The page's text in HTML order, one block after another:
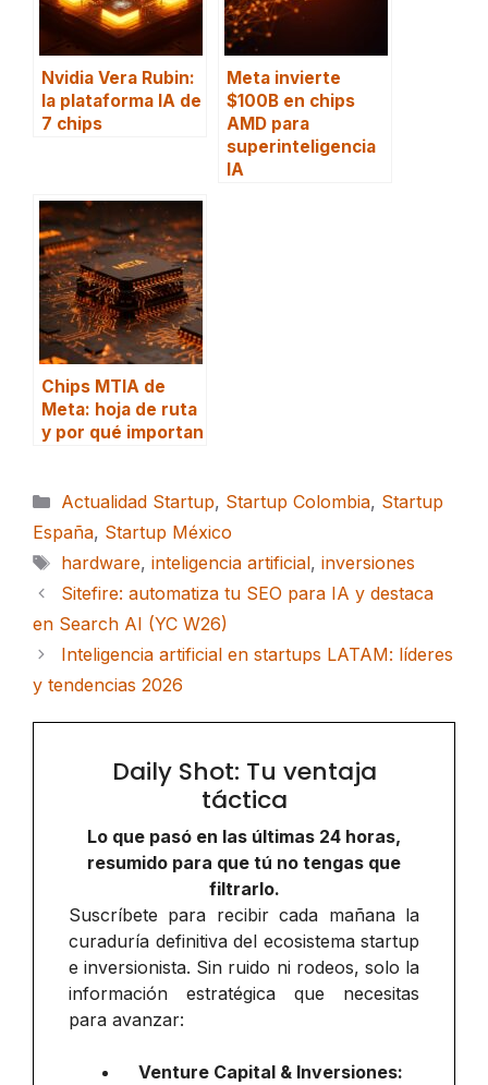
Nvidia Vera Rubin:
la plataforma IA de
7 chips
Meta invierte
$100B en chips
AMD para
superinteligencia
IA
Chips MTIA de
Meta: hoja de ruta
y por qué importan
Categorías
Actualidad Startup, Startup Colombia, Startup
España, Startup México
Etiquetas
hardware, inteligencia artificial, inversiones
Sitefire: automatiza tu SEO para IA y destaca
en Search AI (YC W26)
Inteligencia artificial en startups LATAM: líderes
y tendencias 2026
Daily Shot: Tu ventaja
táctica
Lo que pasó en las últimas 24 horas,
resumido para que tú no tengas que
filtrarlo.
Suscríbete para recibir cada mañana la
curaduría definitiva del ecosistema startup
e inversionista. Sin ruido ni rodeos, solo la
información estratégica que necesitas
para avanzar:
Venture Capital & Inversiones: